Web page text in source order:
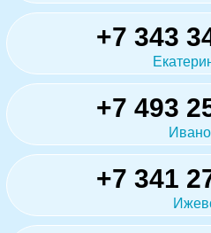
+7 343
+7 493
+7 341